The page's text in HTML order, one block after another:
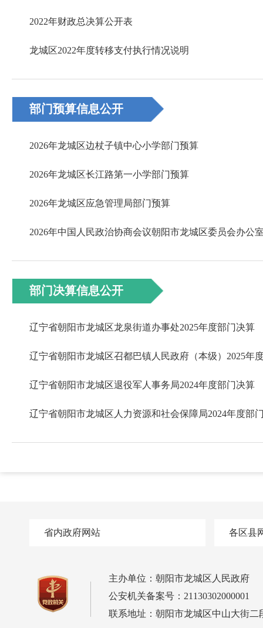
2022年财政总决算公开表
龙城区2022年度转移支付执行情况说明
部门预算信息公开
2026年龙城区边杖子镇中心小学部门预算
2026年龙城区长江路第一小学部门预算
2026年龙城区应急管理局部门预算
部门决算信息公开
辽宁省朝阳市龙城区龙泉街道办事处2025年度部门决算
辽宁省朝阳市龙城区退役军人事务局2024年度部门决算
辽宁省朝阳市龙城区人力资源和社会保障局2024年度部
省内政府网站 各区县
主办单位：朝阳市龙城区人民政府
公安机关备案号：21130302000001
联系地址：朝阳市龙城区中山大街二